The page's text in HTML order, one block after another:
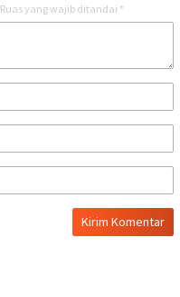
Ruas yang wajib ditandai *